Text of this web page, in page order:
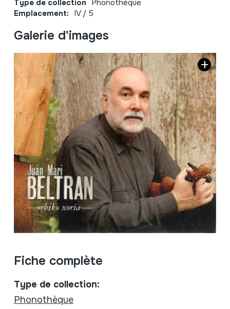
Type de collection Phonothèque
Emplacement: IV / 5
Galerie d'images
Fiche complète
Type de collection:
Phonothèque